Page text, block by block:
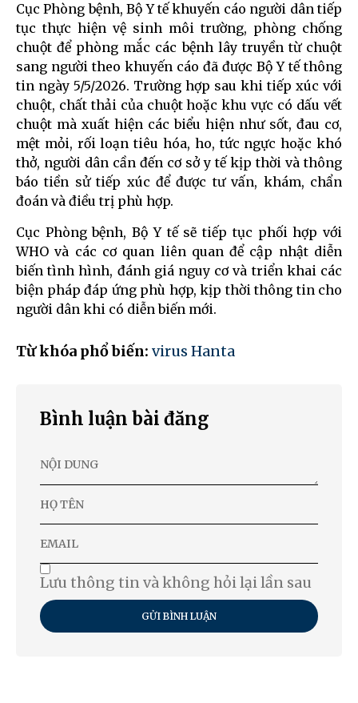
Cục Phòng bệnh, Bộ Y tế khuyến cáo người dân tiếp
tục thực hiện vệ sinh môi trường, phòng chống
chuột để phòng mắc các bệnh lây truyền từ chuột
sang người theo khuyến cáo đã được Bộ Y tế thông
tin ngày 5/5/2026. Trường hợp sau khi tiếp xúc với
chuột, chất thải của chuột hoặc khu vực có dấu vết
chuột mà xuất hiện các biểu hiện như sốt, đau cơ,
mệt mỏi, rối loạn tiêu hóa, ho, tức ngực hoặc khó
thở, người dân cần đến cơ sở y tế kịp thời và thông
báo tiền sử tiếp xúc để được tư vấn, khám, chẩn
đoán và điều trị phù hợp.
Cục Phòng bệnh, Bộ Y tế sẽ tiếp tục phối hợp với
WHO và các cơ quan liên quan để cập nhật diễn
biến tình hình, đánh giá nguy cơ và triển khai các
biện pháp đáp ứng phù hợp, kịp thời thông tin cho
người dân khi có diễn biến mới.
Từ khóa phổ biến: virus Hanta
Bình luận bài đăng
Lưu thông tin và không hỏi lại lần sau
GỬI BÌNH LUẬN